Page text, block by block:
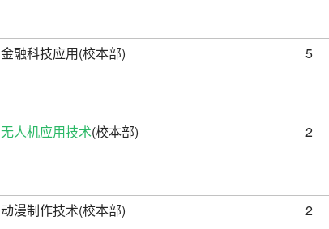
金融科技应用(校本部) 5
无人机应用技术(校本部) 2
动漫制作技术(校本部) 2